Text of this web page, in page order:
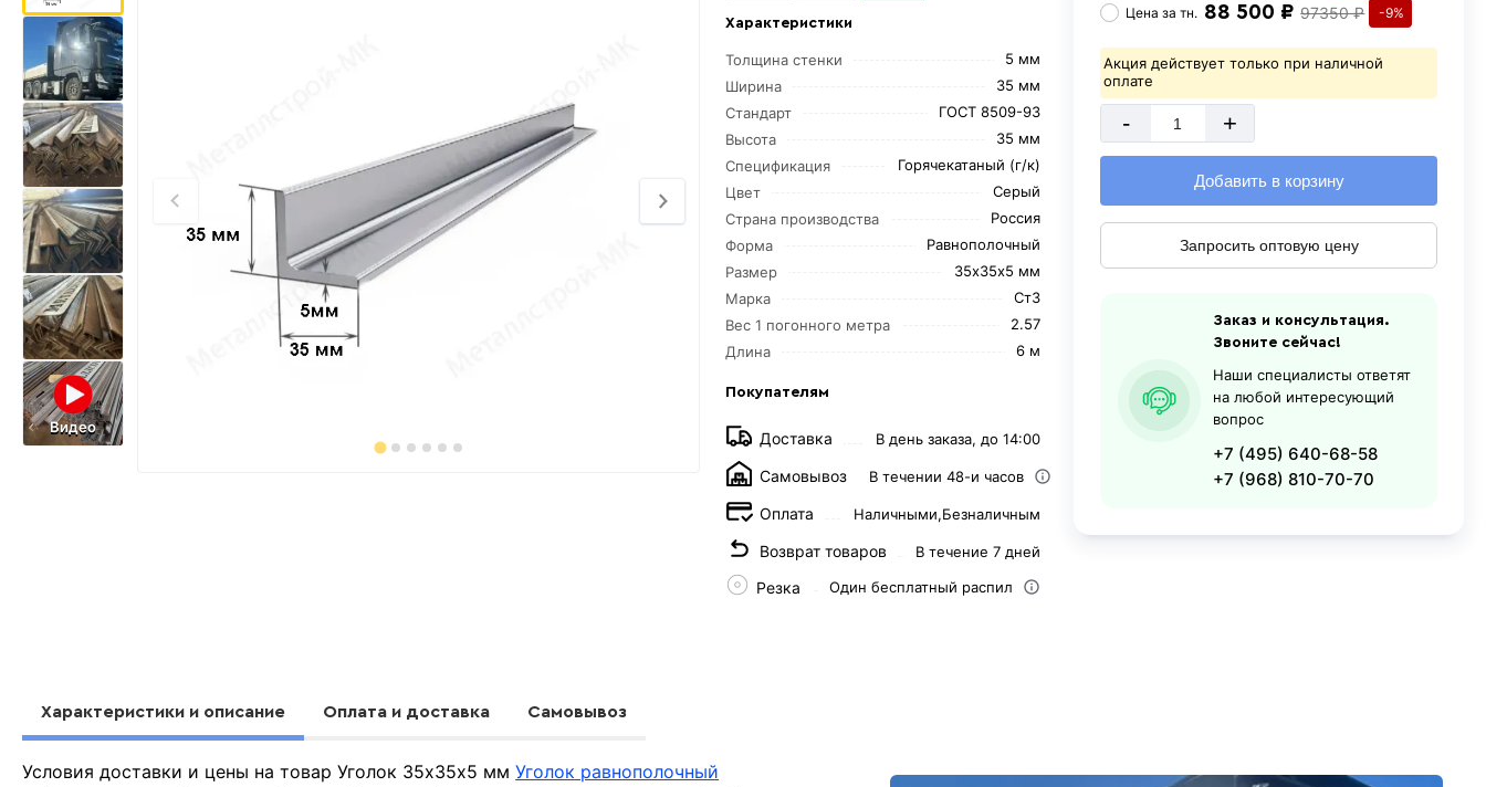
Видео
Характеристики
Толщина стенки
5 мм
Ширина
35 мм
Стандарт
ГОСТ 8509-93
Высота
35 мм
Спецификация
Горячекатаный (г/к)
Цвет
Серый
Страна производства
Россия
Форма
Равнополочный
Размер
35х35х5 мм
Марка
Ст3
Вес 1 погонного метра
2.57
Длина
6 м
Покупателям
Доставка В день заказа, до 14:00
Самовывоз В течении 48-и часов
Оплата Наличными,Безналичным
Возврат товаров В течение 7 дней
Резка Один бесплатный распил
Цена затн. 88 500 ₽ 97350 ₽ -9%
Акция действует только при наличной
оплате
- +
Добавить в корзину
Запросить оптовую цену
Заказ и консультация.
Звоните сейчас!
Наши специалисты ответят
на любой интересующий
вопрос
+7 (495) 640-68-58
+7 (968) 810-70-70
Характеристики и описание Оплата и доставка Самовывоз
Условия доставки и цены на товар Уголок 35х35х5 ммУголок равнополочный